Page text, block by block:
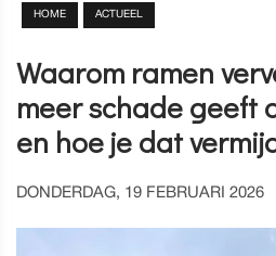
HOME ACTUEEL
Waarom ramen
meer schade geeft
en hoe je dat
DONDERDAG, 19 FEBRUARI 2026